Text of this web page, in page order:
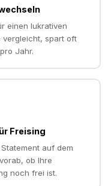
einen lukrativen
vergleicht, spart oft
Jahr.
Freising
auf dem
ob Ihre
noch frei ist.